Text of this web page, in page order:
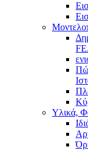
Υλικά,